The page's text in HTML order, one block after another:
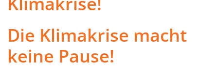
Die Klimakrise macht
keine Pause!